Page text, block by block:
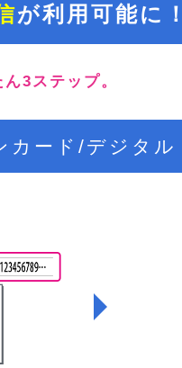
が利用可能に！
3ステップ。
カード/デジタル